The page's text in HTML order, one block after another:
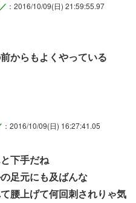
：2016/10/09(日) 21:59:55.97
からもよくやっている
：2016/10/09(日) 16:27:41.05
下手だね
足元にも及ばんな
腰上げて何回刺されりゃ気